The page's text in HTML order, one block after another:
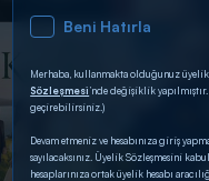
DİĞER SONUÇLAR
Beni Hatırla
Merhaba, kullanmakta olduğunuz
Sözleşmesi’nde değişiklik
geçirebilirsiniz.)
Devam etmeniz ve hesabınıza giriş
sayılacaksınız. Üyelik Sözleşmesini
hesaplarınıza ortak üyelik hesabı